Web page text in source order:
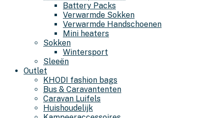
Battery Packs
Verwarmde Sokken
Verwarmde Handschoenen
Mini heaters
Sokken
Wintersport
Sleeën
Outlet
KHODI fashion bags
Bus & Caravantenten
Caravan Luifels
Huishoudelijk